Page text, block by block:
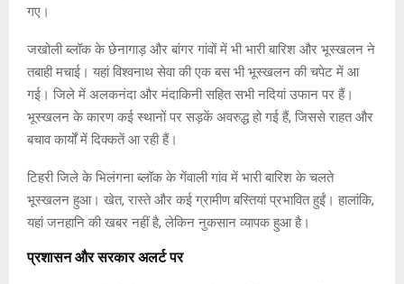
गए।
जखोली ब्लॉक के छेनागाड़ और बांगर गांवों में भी भारी बारिश और भूस्खलन ने
तबाही मचाई। यहां विश्वनाथ सेवा की एक बस भी भूस्खलन की चपेट में आ
गई। जिले में अलकनंदा और मंदाकिनी सहित सभी नदियां उफान पर हैं।
भूस्खलन के कारण कई स्थानों पर सड़कें अवरुद्ध हो गई हैं, जिससे राहत और
बचाव कार्यों में दिक्कतें आ रही हैं।
टिहरी जिले के भिलंगना ब्लॉक के गेंवाली गांव में भारी बारिश के चलते
भूस्खलन हुआ। खेत, रास्ते और कई ग्रामीण बस्तियां प्रभावित हुईं। हालांकि,
यहां जनहानि की खबर नहीं है, लेकिन नुकसान व्यापक हुआ है।
प्रशासन और सरकार अलर्ट पर